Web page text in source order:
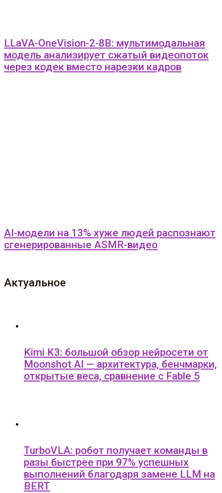
LLaVA-OneVision-2-8B: мультимодальная
модель анализирует сжатый видеопоток
через кодек вместо нарезки кадров
AI-модели на 13% хуже людей распознают
сгенерированные ASMR-видео
Актуальное
Kimi K3: большой обзор нейросети от
Moonshot AI — архитектура, бенчмарки,
открытые веса, сравнение с Fable 5
TurboVLA: робот получает команды в
разы быстрее при 97% успешных
выполнений благодаря замене LLM на
BERT